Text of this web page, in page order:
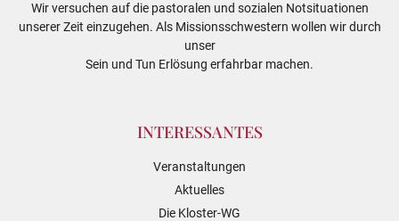
Wir versuchen auf die pastoralen und sozialen Notsituationen
unserer Zeit einzugehen. Als Missionsschwestern wollen wir durch
unser
Sein und Tun Erlösung erfahrbar machen.
INTERESSANTES
Veranstaltungen
Aktuelles
Die Kloster-WG